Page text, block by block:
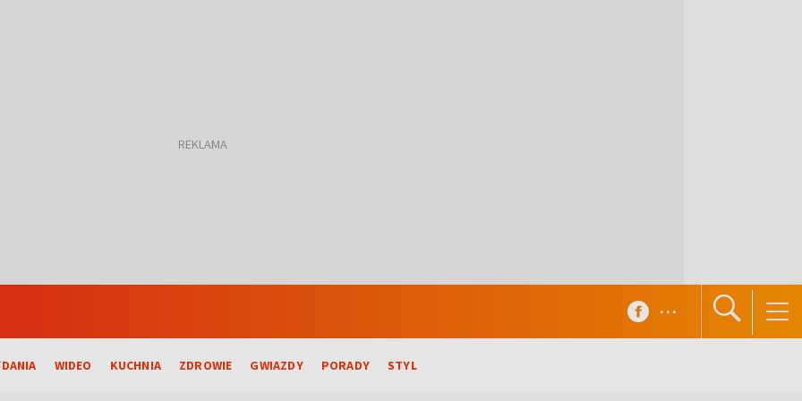
WIDEO KUCHNIA ZDROWIE GWIAZDY PORADY STYL
...